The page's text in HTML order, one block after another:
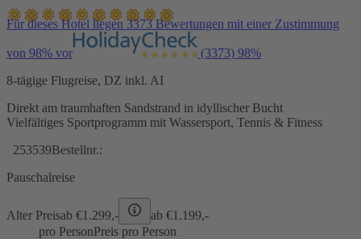
Für dieses Hotel liegen 3373 Bewertungen mit einer Zustimmung
von 98% vor (3373) 98%
8-tägige Flugreise, DZ inkl. AI
Direkt am traumhaften Sandstrand in idyllischer Bucht
Vielfältiges Sportprogramm mit Wassersport, Tennis & Fitness
253539Bestellnr.:
Pauschalreise
Alter Preisab €1.299,- ab €1.199,-
pro PersonPreis pro Person